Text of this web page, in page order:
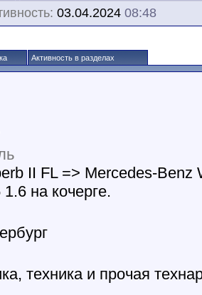
03.04.2024 08:48
Активность в разделах
II FL => Mercedes-Benz
на кочерге.
техника и прочая